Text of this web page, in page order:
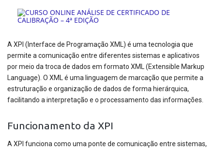
A XPI (Interface de Programação XML) é uma tecnologia que
permite a comunicação entre diferentes sistemas e aplicativos
por meio da troca de dados em formato XML (Extensible Markup
Language). O XML é uma linguagem de marcação que permite a
estruturação e organização de dados de forma hierárquica,
facilitando a interpretação e o processamento das informações.
Funcionamento da XPI
A XPI funciona como uma ponte de comunicação entre sistemas,